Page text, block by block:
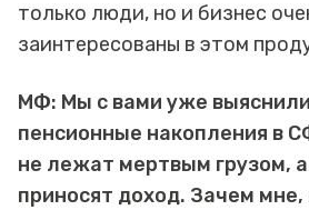
только люди, но и бизнес
заинтересованы в этом
МФ: Мы с вами уже
пенсионные накопления в
не лежат мертвым грузом,
приносят доход. Зачем